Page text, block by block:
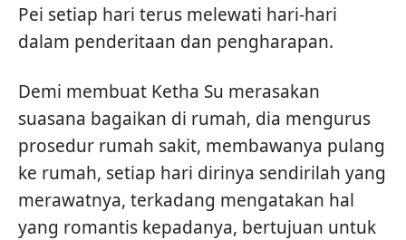
Pei setiap hari terus melewati hari-hari
dalam penderitaan dan pengharapan.
Demi membuat Ketha Su merasakan
suasana bagaikan di rumah, dia mengurus
prosedur rumah sakit, membawanya pulang
ke rumah, setiap hari dirinya sendirilah yang
merawatnya, terkadang mengatakan hal
yang romantis kepadanya, bertujuan untuk